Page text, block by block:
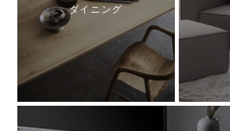
ダイニング